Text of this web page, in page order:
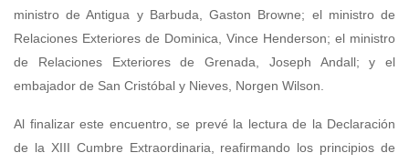
ministro de Antigua y Barbuda, Gaston Browne; el ministro de
Relaciones Exteriores de Dominica, Vince Henderson; el ministro
de Relaciones Exteriores de Grenada, Joseph Andall; y el
embajador de San Cristóbal y Nieves, Norgen Wilson.
Al finalizar este encuentro, se prevé la lectura de la Declaración
de la XIII Cumbre Extraordinaria, reafirmando los principios de